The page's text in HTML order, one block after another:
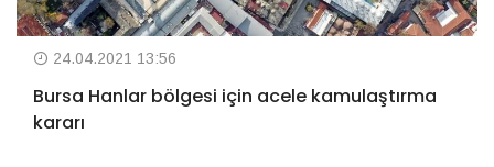
24.04.2021 13:56
Bursa Hanlar bölgesi için acele kamulaştırma
kararı